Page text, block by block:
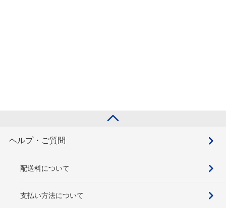
ヘルプ・ご質問
配送料について
支払い方法について